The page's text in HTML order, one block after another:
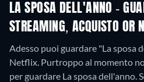
LA SPOSA DELL'ANNO -
STREAMING, ACQUISTO OR
Adesso puoi guardare "La sposa
Netflix. Purtroppo al momento
per guardare La sposa dell'anno.